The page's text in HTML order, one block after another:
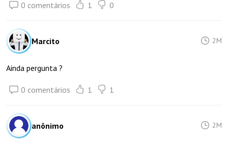
0 comentários 1 0
Marcito 2M
Ainda pergunta ?
0 comentários 1 1
anônimo 2M